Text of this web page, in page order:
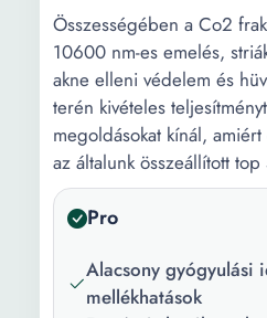
Összességében a Co2
10600 nm-es emelés,
akne elleni védelem és
terén kivételes
megoldásokat kínál,
az általunk összeállított
Pro
Alacsony gyógyulási
mellékhatások